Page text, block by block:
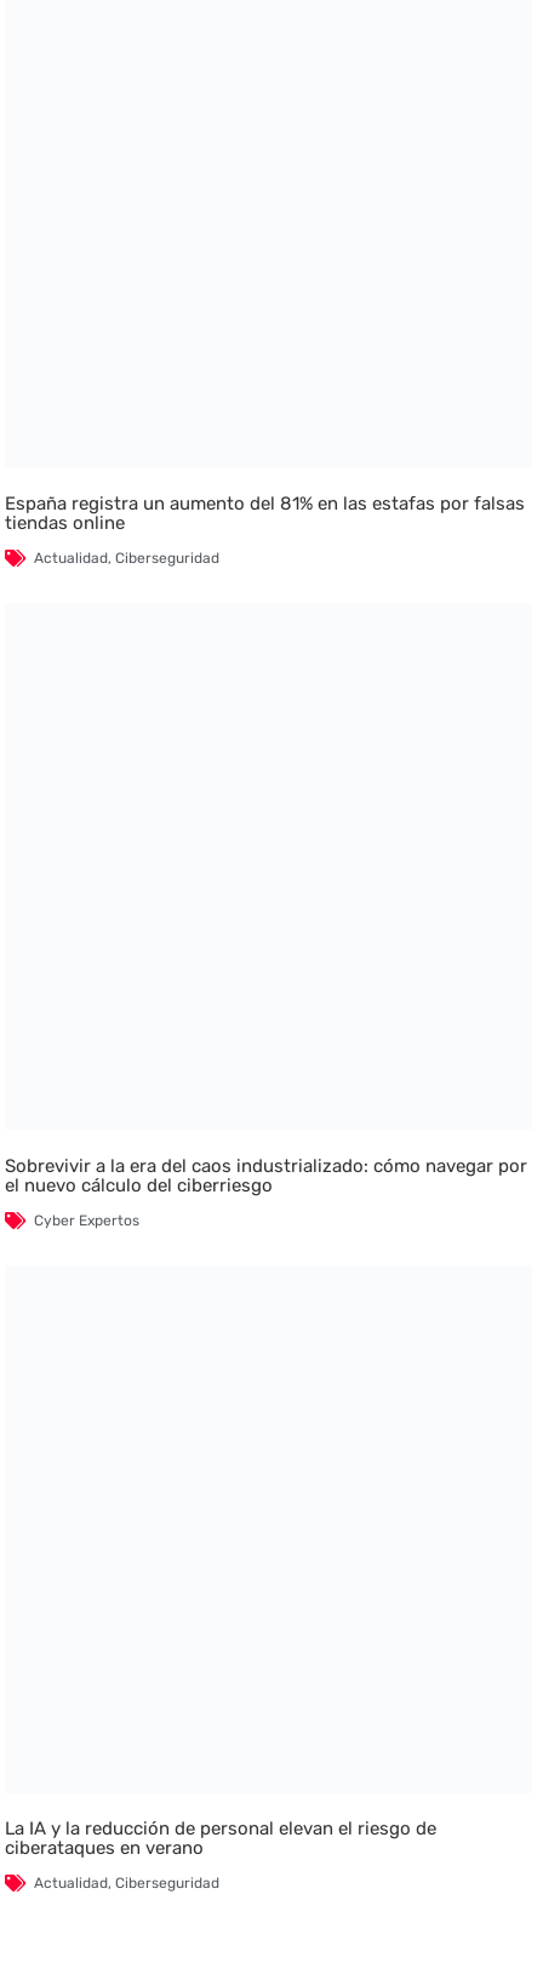
España registra un aumento del 81% en las estafas por falsas
tiendas online
Actualidad,Ciberseguridad
Sobrevivir a la era del caos industrializado: cómo navegar por
el nuevo cálculo del ciberriesgo
Cyber Expertos
La IA y la reducción de personal elevan el riesgo de
ciberataques en verano
Actualidad,Ciberseguridad